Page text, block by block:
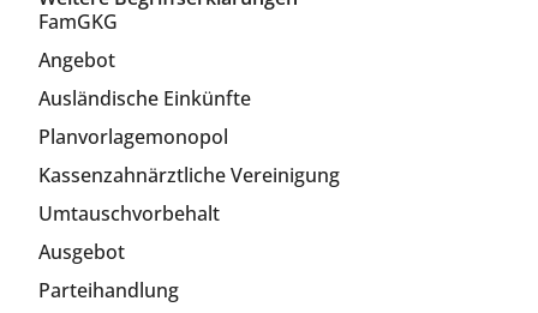
FamGKG
Angebot
Ausländische Einkünfte
Planvorlagemonopol
Kassenzahnärztliche Vereinigung
Umtauschvorbehalt
Ausgebot
Parteihandlung